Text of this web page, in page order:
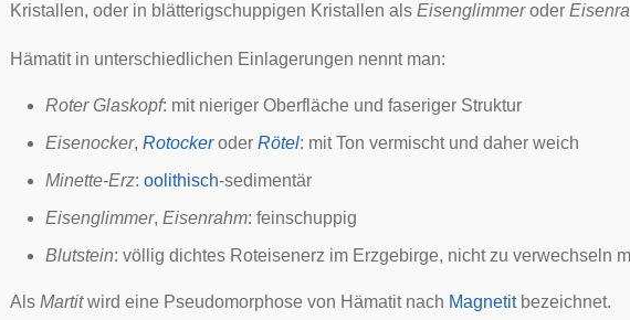
Kristallen, oder in blätterigschuppigen Kristallen als Eisenglimmeroder
Hämatit in unterschiedlichen Einlagerungen nennt man:
Roter Glaskopf: mit nieriger Oberfläche und faseriger Struktur
Eisenocker, Rotockeroder Rötel: mit Ton vermischt und daher weich
Minette-Erz: oolithisch-sedimentär
Eisenglimmer, Eisenrahm: feinschuppig
Blutstein: völlig dichtes Roteisenerz im Erzgebirge, nicht zu verwechseln
Als Martitwird eine Pseudomorphose von Hämatit nach Magnetitbezeichnet.